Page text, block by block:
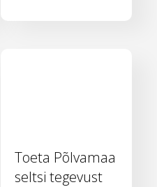
Toeta Põlvamaa
seltsi tegevust